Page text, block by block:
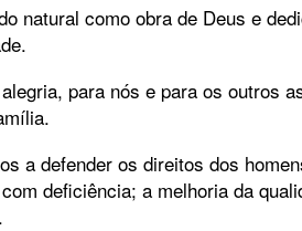
natural como obra de Deus e
para nós e para os outros
a defender os direitos dos
deficiência; a melhoria da